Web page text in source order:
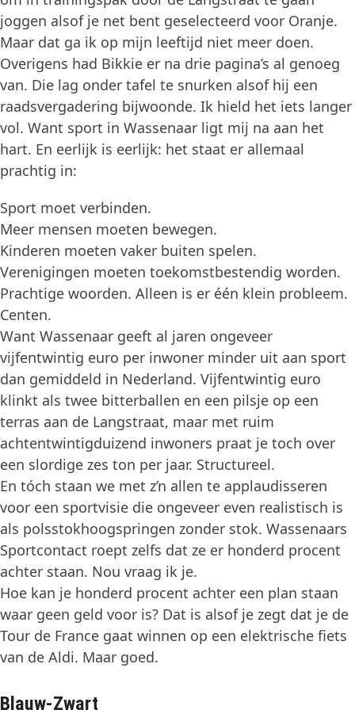
joggen alsof je net bent geselecteerd voor Oranje.
Maar dat ga ik op mijn leeftijd niet meer doen.
Overigens had Bikkie er na drie pagina’s al genoeg
van. Die lag onder tafel te snurken alsof hij een
raadsvergadering bijwoonde. Ik hield het iets langer
vol. Want sport in Wassenaar ligt mij na aan het
hart. En eerlijk is eerlijk: het staat er allemaal
prachtig in:
Sport moet verbinden.
Meer mensen moeten bewegen.
Kinderen moeten vaker buiten spelen.
Verenigingen moeten toekomstbestendig worden.
Prachtige woorden. Alleen is er één klein probleem.
Centen.
Want Wassenaar geeft al jaren ongeveer
vijfentwintig euro per inwoner minder uit aan sport
dan gemiddeld in Nederland. Vijfentwintig euro
klinkt als twee bitterballen en een pilsje op een
terras aan de Langstraat, maar met ruim
achtentwintigduizend inwoners praat je toch over
een slordige zes ton per jaar. Structureel.
En tóch staan we met z’n allen te applaudisseren
voor een sportvisie die ongeveer even realistisch is
als polsstokhoogspringen zonder stok. Wassenaars
Sportcontact roept zelfs dat ze er honderd procent
achter staan. Nou vraag ik je.
Hoe kan je honderd procent achter een plan staan
waar geen geld voor is? Dat is alsof je zegt dat je de
Tour de France gaat winnen op een elektrische fiets
van de Aldi. Maar goed.
Blauw-Zwart